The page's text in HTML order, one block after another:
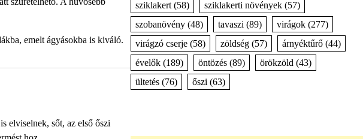
emelt ágyásokba is kiváló.
elviselnek, sőt, az első őszi
sziklakert(58) sziklakerti növények(57)
szobanövény(48) tavaszi (89) virágok(277)
virágzó cserje(58) zöldség(57) árnyéktűrő(44)
évelők(189) öntözés(89) örökzöld (43)
ültetés(76) őszi (63)